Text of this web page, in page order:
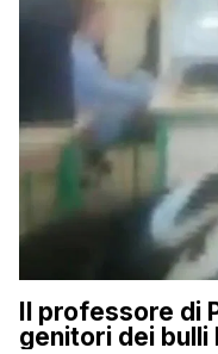
Il professore di
genitori dei bulli